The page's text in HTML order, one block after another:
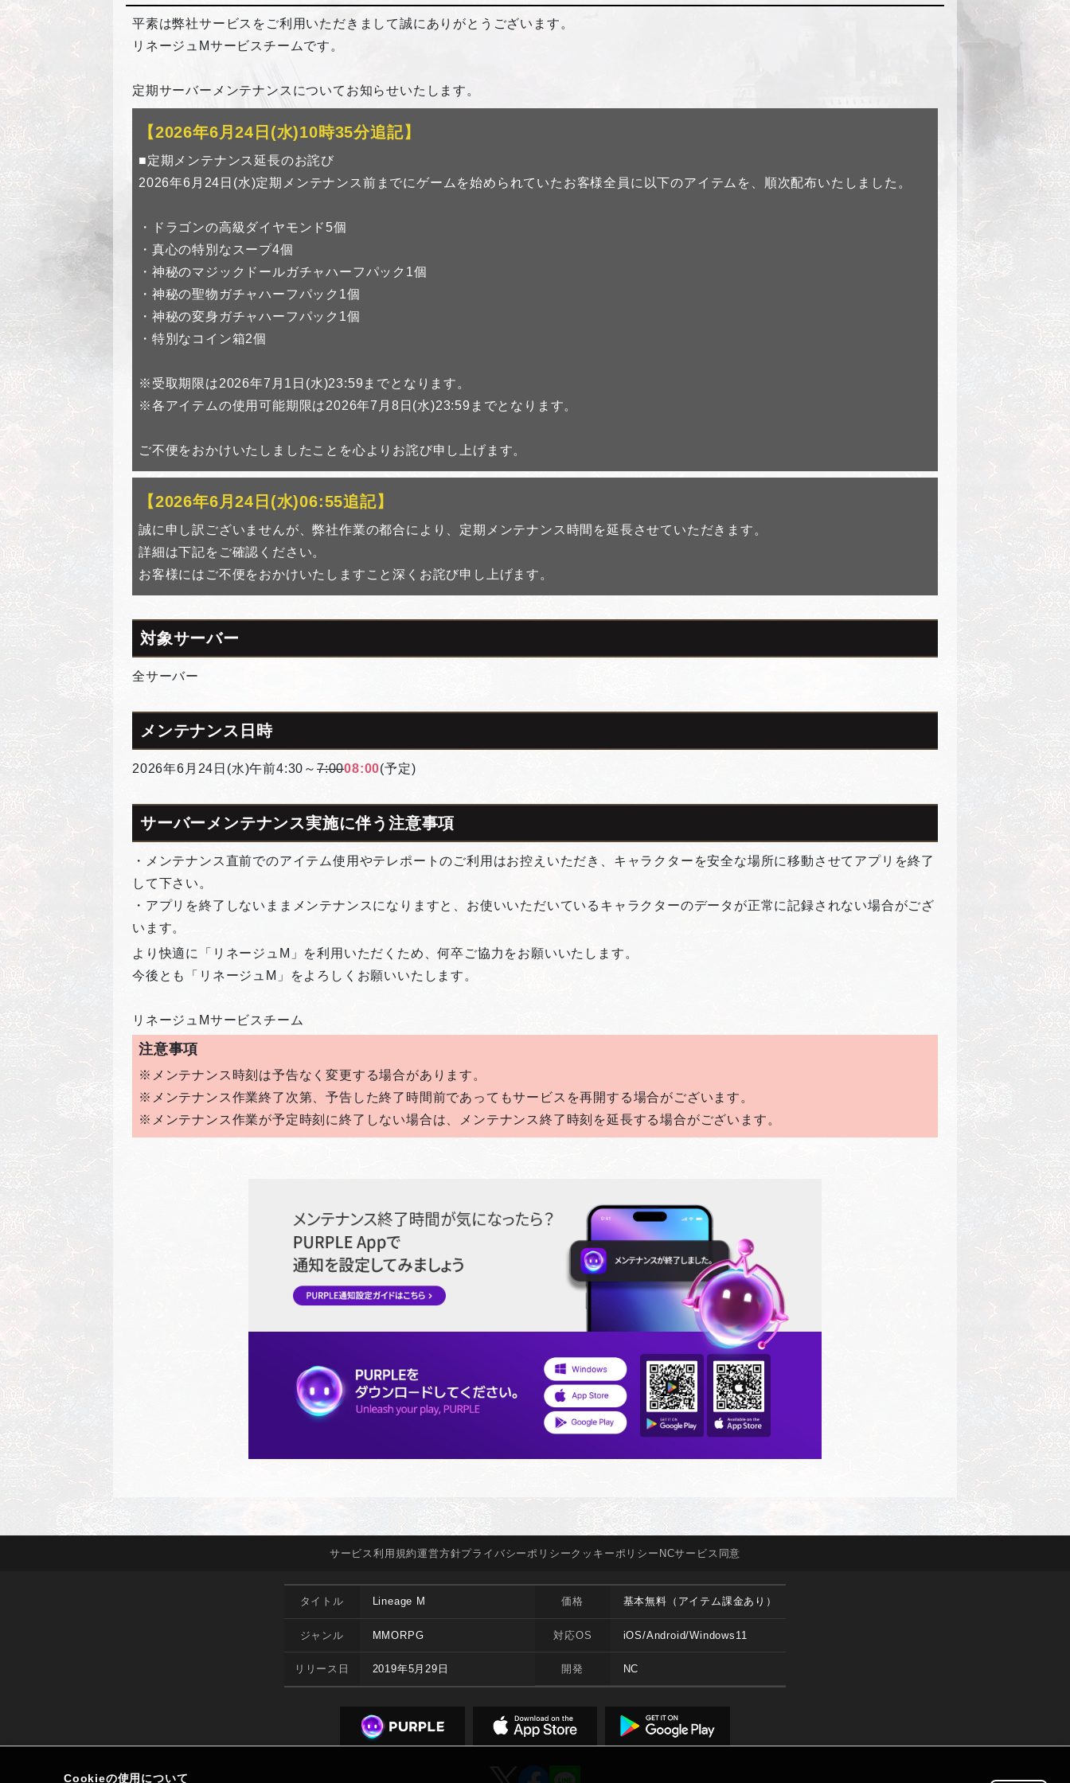
平素は弊社サービスをご利用いただきまして誠にありがとうございます。
リネージュMサービスチームです。
定期サーバーメンテナンスについてお知らせいたします。
【2026年6月24日(水)10時35分追記】
■定期メンテナンス延長のお詫び
2026年6月24日(水)定期メンテナンス前までにゲームを始められていたお客様全員に以下のアイテムを、順次配布いたしました。
・ドラゴンの高級ダイヤモンド5個
・真心の特別なスープ4個
・神秘のマジックドールガチャハーフパック1個
・神秘の聖物ガチャハーフパック1個
・神秘の変身ガチャハーフパック1個
・特別なコイン箱2個
※受取期限は2026年7月1日(水)23:59までとなります。
※各アイテムの使用可能期限は2026年7月8日(水)23:59までとなります。
ご不便をおかけいたしましたことを心よりお詫び申し上げます。
【2026年6月24日(水)06:55追記】
誠に申し訳ございませんが、弊社作業の都合により、定期メンテナンス時間を延長させていただきます。
詳細は下記をご確認ください。
お客様にはご不便をおかけいたしますこと深くお詫び申し上げます。
対象サーバー
全サーバー
メンテナンス日時
2026年6月24日(水)午前4:30～ 7:0008:00(予定)
サーバーメンテナンス実施に伴う注意事項
・メンテナンス直前でのアイテム使用やテレポートのご利用はお控えいただき、キャラクターを安全な場所に移動させてアプリを終了
して下さい。
・アプリを終了しないままメンテナンスになりますと、お使いいただいているキャラクターのデータが正常に記録されない場合がござ
います。
より快適に「リネージュM」を利用いただくため、何卒ご協力をお願いいたします。
今後とも「リネージュM」をよろしくお願いいたします。
リネージュMサービスチーム
注意事項
※メンテナンス時刻は予告なく変更する場合があります。
※メンテナンス作業終了次第、予告した終了時間前であってもサービスを再開する場合がございます。
※メンテナンス作業が予定時刻に終了しない場合は、メンテナンス終了時刻を延長する場合がございます。
サービス 利用規約運営方針プライバシー ポリシークッキー ポリシー NCサービス 同意
タイトル Lineage M
ジャンル MMORPG
リリース日 2019年5月29日
価格 基本無料（アイテム課金あり）
対応OS iOS/Android/Windows11
開発 NC
Cookieの使用について